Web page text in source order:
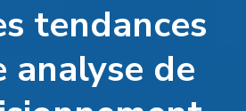
tendances
analyse de